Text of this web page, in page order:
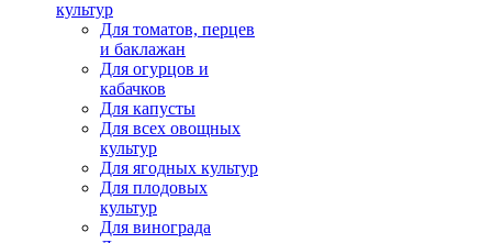
культур
Для томатов, перцев
и баклажан
Для огурцов и
кабачков
Для капусты
Для всех овощных
культур
Для ягодных культур
Для плодовых
культур
Для винограда